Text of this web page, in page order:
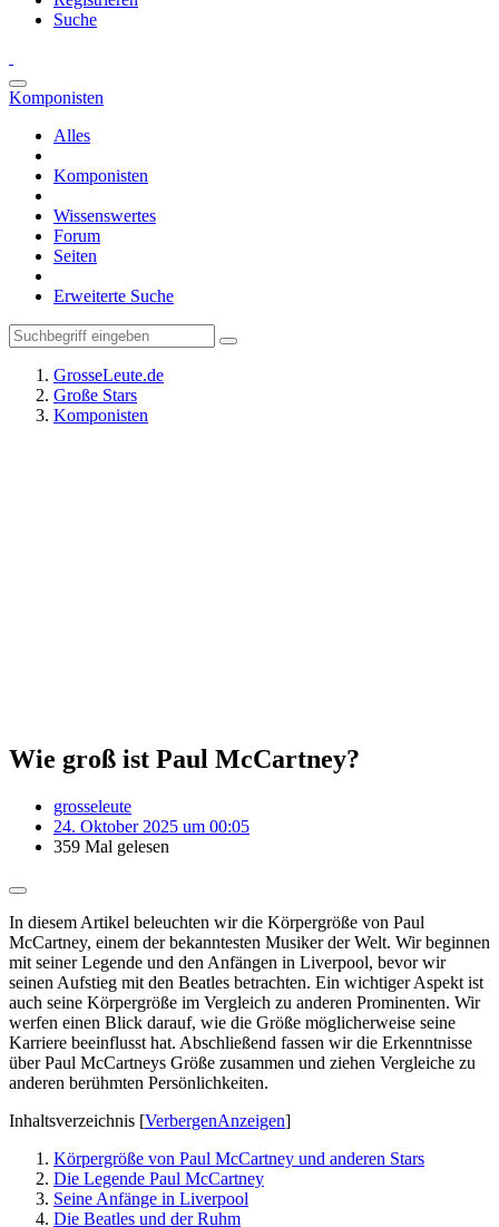
Suche
Komponisten
Alles
Komponisten
Wissenswertes
Forum
Seiten
Erweiterte Suche
GrosseLeute.de
Große Stars
Komponisten
Wie groß ist Paul McCartney?
grosseleute
24. Oktober 2025 um 00:05
359 Mal gelesen
In diesem Artikel beleuchten wir die Körpergröße von Paul
McCartney, einem der bekanntesten Musiker der Welt. Wir beginnen
mit seiner Legende und den Anfängen in Liverpool, bevor wir
seinen Aufstieg mit den Beatles betrachten. Ein wichtiger Aspekt ist
auch seine Körpergröße im Vergleich zu anderen Prominenten. Wir
werfen einen Blick darauf, wie die Größe möglicherweise seine
Karriere beeinflusst hat. Abschließend fassen wir die Erkenntnisse
über Paul McCartneys Größe zusammen und ziehen Vergleiche zu
anderen berühmten Persönlichkeiten.
Inhaltsverzeichnis [VerbergenAnzeigen]
Körpergröße von Paul McCartney und anderen Stars
Die Legende Paul McCartney
Seine Anfänge in Liverpool
Die Beatles und der Ruhm